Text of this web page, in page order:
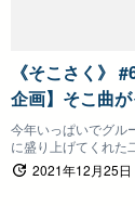
《そこさく》
企画】そこ曲
今年いっぱいでグル
に盛り上げてくれた
2021年12月25日